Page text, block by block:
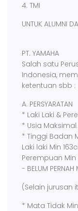
4. TMI
UNTUK ALUMNI
PT. YAMAHA
Salah satu
Indonesia,
ketentuan sbb :
A. PERSYARATAN
* Laki Laki &
* Usia
* Tinggi Badan
Laki laki Min
Perempuan Min
- BELUM PERNAH
(Selain jurusan
* Mata Tidak